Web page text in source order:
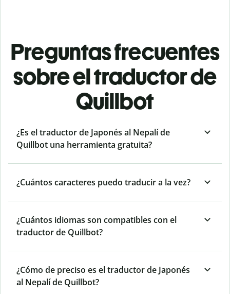
Preguntas frecuentes
sobre el traductor de
Quillbot
¿Es el traductor de Japonés al Nepalí de
Quillbot una herramienta gratuita?
¿Cuántos caracteres puedo traducir a la vez?
¿Cuántos idiomas son compatibles con el
traductor de Quillbot?
¿Cómo de preciso es el traductor de Japonés
al Nepalí de Quillbot?